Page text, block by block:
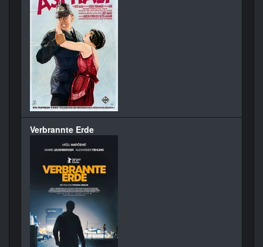
Verbrannte Erde